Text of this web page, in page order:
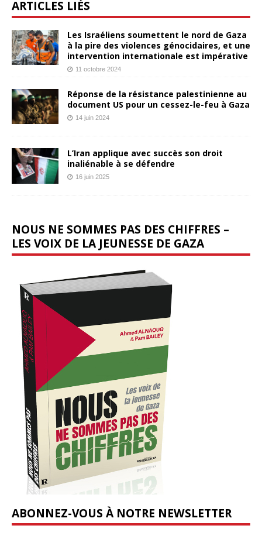
ARTICLES LIÉS
Les Israéliens soumettent le nord de Gaza
à la pire des violences génocidaires, et une
intervention internationale est impérative
11 octobre 2024
Réponse de la résistance palestinienne au
document US pour un cessez-le-feu à Gaza
14 juin 2024
L’Iran applique avec succès son droit
inaliénable à se défendre
16 juin 2025
NOUS NE SOMMES PAS DES CHIFFRES –
LES VOIX DE LA JEUNESSE DE GAZA
ABONNEZ-VOUS À NOTRE NEWSLETTER